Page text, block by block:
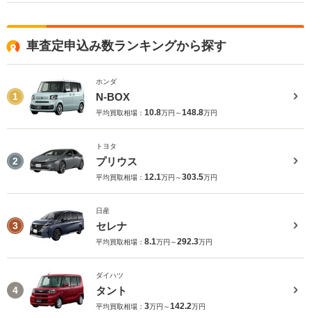
車査定申込み数ランキングから探す
1
ホンダ
N-BOX
平均買取相場： 10.8万円～148.8万円
2
トヨタ
プリウス
平均買取相場： 12.1万円～303.5万円
3
日産
セレナ
平均買取相場： 8.1万円～292.3万円
4
ダイハツ
タント
平均買取相場： 3万円～142.2万円